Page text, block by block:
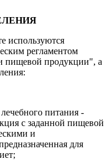
используются
регламентом
пищевой продукции", а
питания -
с заданной пищевой
и
для